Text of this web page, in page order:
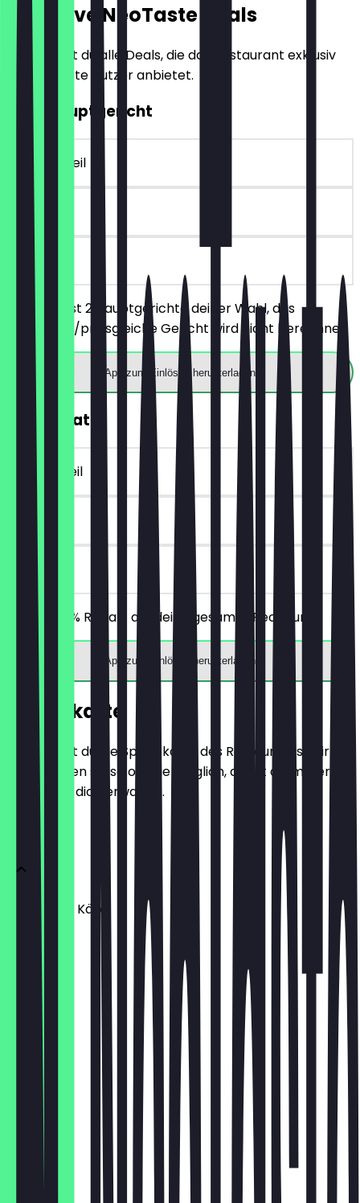
Exklusive NeoTaste Deals
Hier findest du alle Deals, die das Restaurant exklusiv
für NeoTaste Nutzer anbietet.
2für1 Hauptgericht
~€ 16 Vorteil
30 Tage
vor Ort
Du bestellst 2 Hauptgerichte deiner Wahl, das
günstigere/preisgleiche Gericht wird nicht berechnet.
App zum Einlösen herunterladen
30% Rabatt
~€ 4 Vorteil
30 Tage
vor Ort
Erhalte 30% Rabatt auf deine gesamte Rechnung!
App zum Einlösen herunterladen
Speisekarte
Hier findest du die Speisekarte des Restaurants. Wir
aktualisieren sie so oft wie möglich, damit du immer
weißt, was dich erwartet.
Thymian & Käse
€ 2,50
Thymian
€ 2,00
€ 2,50
Fleisch
€ 2,50